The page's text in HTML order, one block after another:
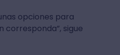
opciones para
corresponda”, sigue